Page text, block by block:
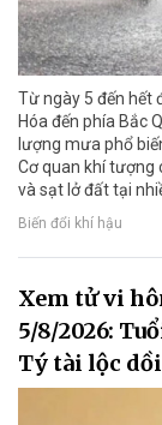
Từ ngày 5 đến hết
Hóa đến phía Bắc
lượng mưa phổ
Cơ quan khí tượng
và sạt lở đất tại
Biến đổi khí hậu
Xem tử vi
5/8/2026:
Tý tài lộc